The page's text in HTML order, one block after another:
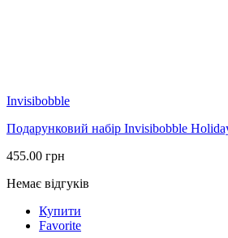
Invisibobble
Подарунковий набір Invisibobble
455.00 грн
Немає відгуків
Купити
Favorite